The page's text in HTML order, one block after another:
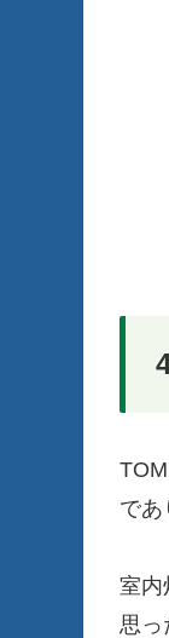
であ
室内
思っ